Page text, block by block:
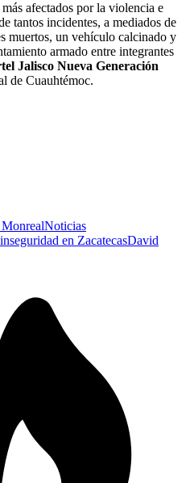
afectados por la violencia e
tantos incidentes, a mediados de
muertos, un vehículo calcinado y
armado entre integrantes
Jalisco Nueva Generación
de Cuauhtémoc.
Noticias
inseguridad en ZacatecasDavid